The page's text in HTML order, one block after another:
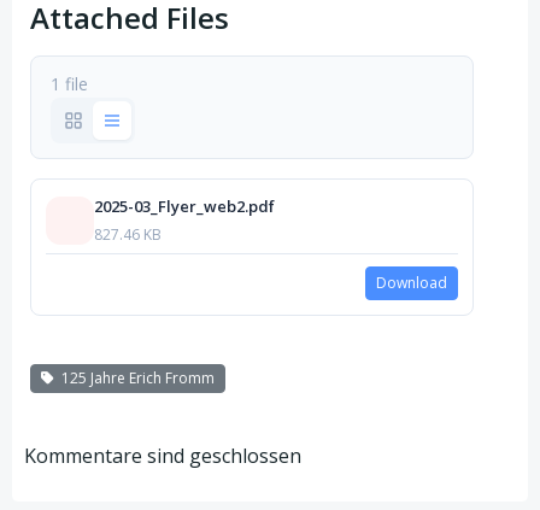
Attached Files
1 file
2025-03_Flyer_web2.pdf
827.46 KB
Download
125 Jahre Erich Fromm
Kommentare sind geschlossen